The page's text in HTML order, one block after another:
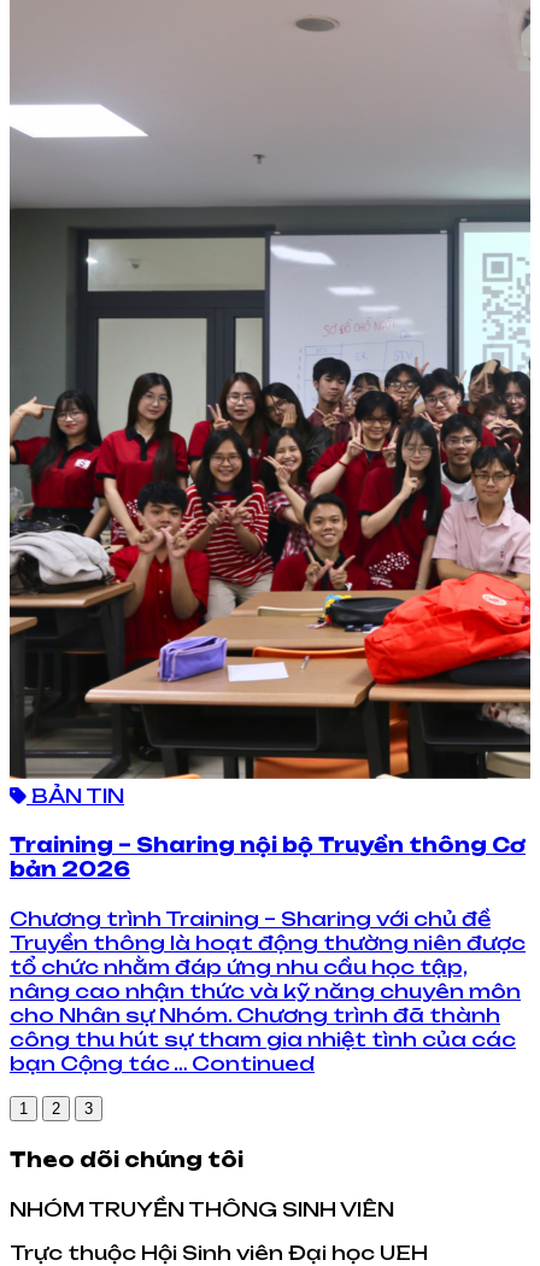
BẢN TIN
Training – Sharing nội bộ Truyền thông Cơ
bản 2026
Chương trình Training – Sharing với chủ đề
Truyền thông là hoạt động thường niên được
tổ chức nhằm đáp ứng nhu cầu học tập,
nâng cao nhận thức và kỹ năng chuyên môn
cho Nhân sự Nhóm. Chương trình đã thành
công thu hút sự tham gia nhiệt tình của các
bạn Cộng tác … Continued
1 2 3
Theo dõi chúng tôi
NHÓM TRUYỀN THÔNG SINH VIÊN
Trực thuộc Hội Sinh viên Đại học UEH